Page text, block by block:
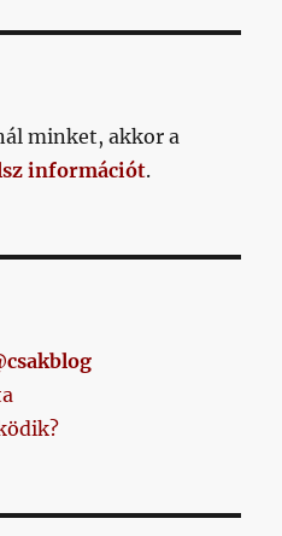
OLD
minket, akkor a
információt.